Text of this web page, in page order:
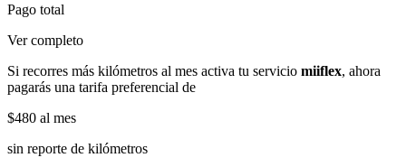
Pago total
Ver completo
Si recorres más kilómetros al mes activa tu servicio miiflex, ahora
pagarás una tarifa preferencial de
$480 al mes
sin reporte de kilómetros